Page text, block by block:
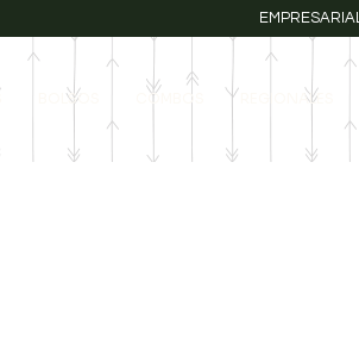
BOLSOS COMBOS REGIONALES